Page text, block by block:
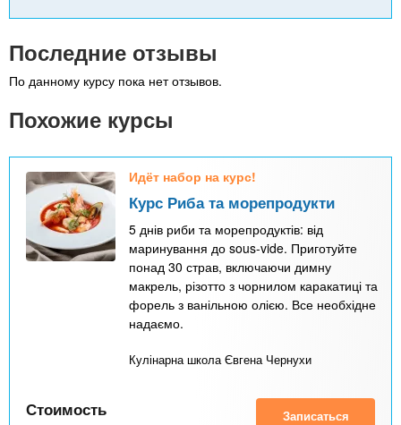
Последние отзывы
По данному курсу пока нет отзывов.
Похожие курсы
Идёт набор на курс!
Курс Риба та морепродукти
5 днів риби та морепродуктів: від
маринування до sous-vide. Приготуйте
понад 30 страв, включаючи димну
макрель, різотто з чорнилом каракатиці та
форель з ванільною олією. Все необхідне
надаємо.
Кулінарна школа Євгена Чернухи
Стоимость Записаться